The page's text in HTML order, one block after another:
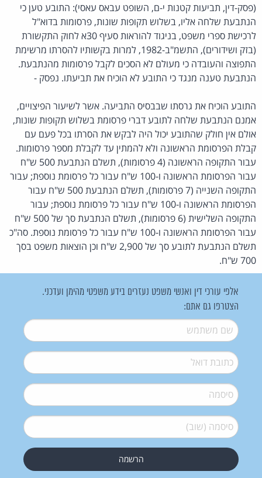
(פסק-דין, תביעות קטנות י-ם, השופט עבאס עאסי): התובע טען כי
הנתבעת שלחה אליו, בשלוש תקופות שונות, פרסומות בדוא"ל
לרכישת ספרי משפט, בניגוד להוראות סעיף 30א לחוק התקשורת
(בזק ושידורים), התשמ"ב-1982, למרות בקשותיו להסרתו מרשימת
התפוצה והעובדה כי מעולם לא הסכים לקבל פרסומות מהנתבעת.
הנתבעת טענה מנגד כי התובע לא הוכיח את תביעתו. נפסק -
התובע הוכיח את גרסתו שבבסיס התביעה. אשר לשיעור הפיצויים,
אמנם הנתבעת שלחה לתובע דברי פרסומת בשלוש תקופות שונות,
אולם אין חולק שהתובע יכול היה לבקש את הסרתו בכל פעם עם
קבלת הפרסומת הראשונה ולא להמתין עד לקבלת מספר פרסומות.
עבור התקופה הראשונה (4 פרסומות), תשלם הנתבעת 500 ש"ח
עבור הפרסומת הראשונה ו-100 ש"ח עבור כל פרסומת נוספת; עבור
התקופה השנייה (7 פרסומות), תשלם הנתבעת 500 ש"ח עבור
הפרסומת הראשונה ו-100 ש"ח עבור כל פרסומת נוספת; עבור
התקופה השלישית (6 פרסומות), תשלם הנתבעת סך של 500 ש"ח
עבור הפרסומת הראשונה ו-100 ש"ח עבור כל פרסומת נוספת. סה"כ
תשלם הנתבעת לתובע סך של 2,900 ש"ח וכן הוצאות משפט בסך
700 ש"ח.
אלפי עורכי דין ואנשי משפט נעזרים בידע משפטי מהימן ועדכני.
הצטרפו גם אתם:
שם משתמש*
דואל*
סיסמה*
סיסמה (שוב)*